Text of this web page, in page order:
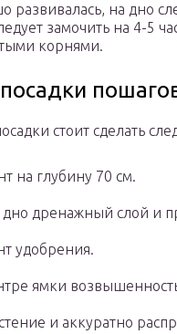
развивалась, на дно
замочить на 4-5
корнями.
стоит сделать
на глубину 70 см.
дренажный слой и
удобрения.
ямки
и аккуратно